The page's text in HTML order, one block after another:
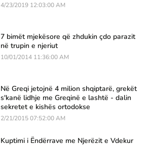
4/23/2019 12:03:00 AM
7 bimët mjekësore që zhdukin çdo parazit
në trupin e njeriut
10/01/2014 11:36:00 AM
Në Greqi jetojnë 4 milion shqiptarë, grekët
s'kanë lidhje me Greqinë e lashtë - dalin
sekretet e kishës ortodokse
2/21/2015 07:52:00 AM
Kuptimi i Ëndërrave me Njerëzit e Vdekur